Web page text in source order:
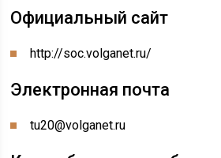
Официальный сайт
http://soc.volganet.ru/
Электронная почта
tu20@volganet.ru